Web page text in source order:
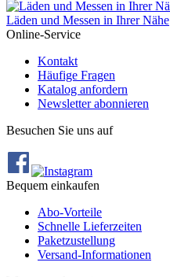
Läden und Messen in Ihrer Nähe
Online-Service
Kontakt
Häufige Fragen
Katalog anfordern
Newsletter abonnieren
Besuchen Sie uns auf
Bequem einkaufen
Abo‐Vorteile
Schnelle Lieferzeiten
Paketzustellung
Versand‐Informationen